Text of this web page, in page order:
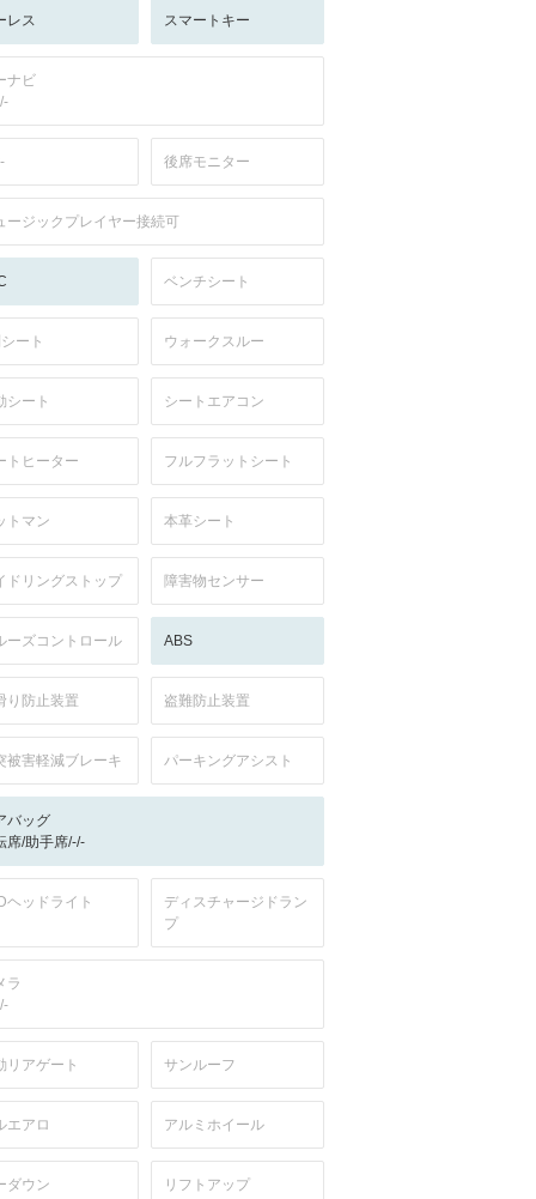
レス スマートキー
ナビ
後席モニター
ージックプレイヤー接続可
ベンチシート
ート ウォークスルー
シート シートエアコン
トヒーター フルフラットシート
トマン 本革シート
ドリングストップ 障害物センサー
ーズコントロール ABS
り防止装置 盗難防止装置
被害軽減ブレーキ パーキングアシスト
バッグ
席/助手席/-/-
ヘッドライト
ディスチャージドラン
プ
ラ
リアゲート サンルーフ
エアロ アルミホイール
ダウン リフトアップ